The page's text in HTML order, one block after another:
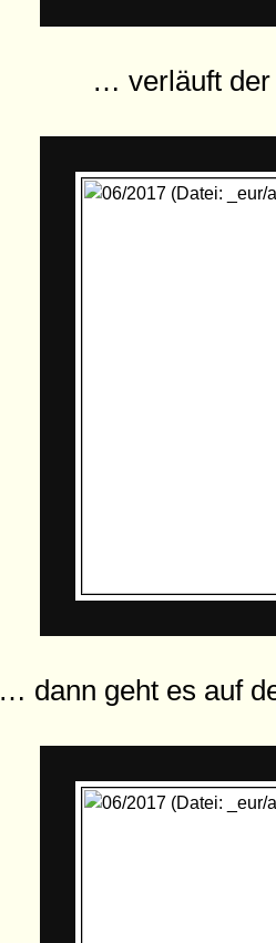
… verläuft
… dann geht es auf